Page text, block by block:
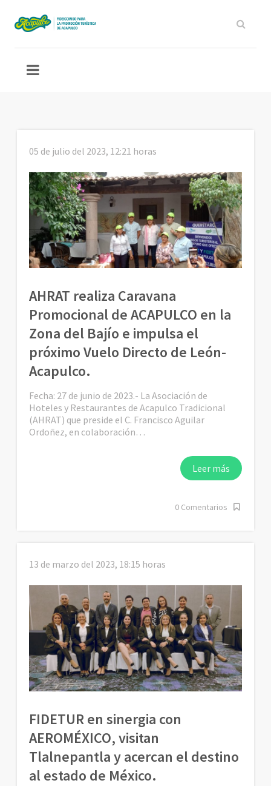
05 de julio del 2023, 12:21 horas
AHRAT realiza Caravana
Promocional de ACAPULCO en la
Zona del Bajío e impulsa el
próximo Vuelo Directo de León-
Acapulco.
Fecha: 27 de junio de 2023.- La Asociación de
Hoteles y Restaurantes de Acapulco Tradicional
(AHRAT) que preside el C. Francisco Aguilar
Ordoñez, en colaboración…
Leer más
0 Comentarios
13 de marzo del 2023, 18:15 horas
FIDETUR en sinergia con
AEROMÉXICO, visitan
Tlalnepantla y acercan el destino
al estado de México.